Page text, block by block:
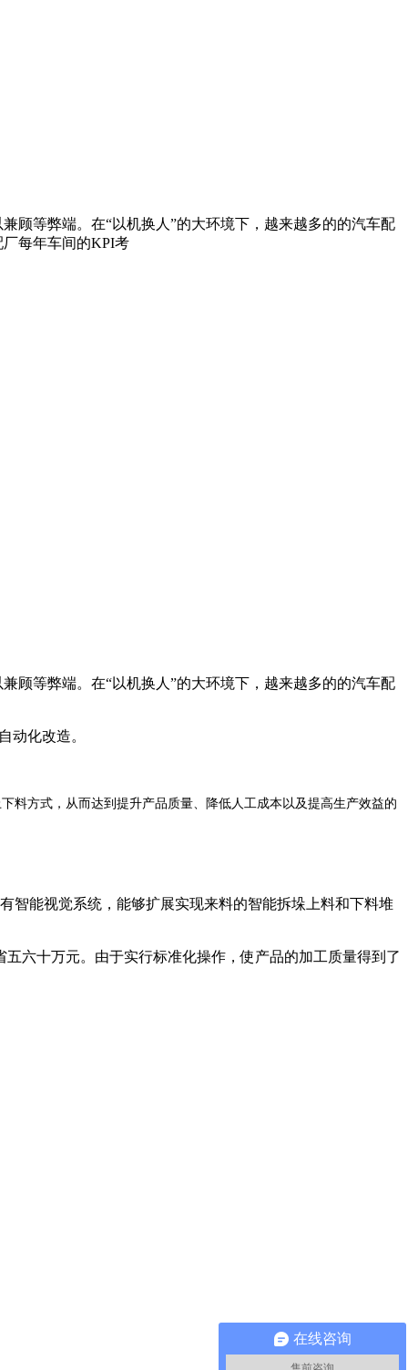
等弊端。在“以机换人”的大环境下，越来越多的的汽车配
每年车间的KPI考
等弊端。在“以机换人”的大环境下，越来越多的的汽车配
化改造。
料方式 ，从而达到提升产品 质量、降低人工成本以及提高生产效益的
能视觉系统，能够扩展实现来料的智能拆垛上料和下料堆
十万元。由于实行标准化操作，使产品的加工质量得到了
在线咨询